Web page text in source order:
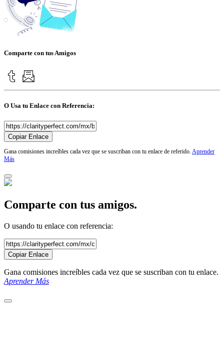
Comparte con tus Amigos
O Usa tu Enlace con Referencia:
Copiar Enlace
Gana comisiones increíbles cada vez que se suscriban con tu enlace de referido. Aprender
Más
Comparte con tus amigos.
O usando tu enlace con referencia:
Copiar Enlace
Gana comisiones increíbles cada vez que se suscriban con tu enlace.
Aprender Más